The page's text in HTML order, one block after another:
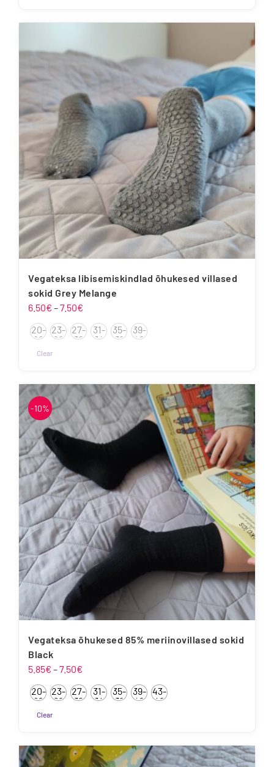
tootel
mitu
varianti.
Valikuid
teha
tootelehel.
Vegateksa libisemiskindlad õhukesed villased
sokid Grey Melange
6.50€ –7.50€
6.50€
kuni
20-
22
23-
26
27-
30
31-
34
35-
38
39-
42
Clear
tootel
on
mitu
varianti.
Valikuid
saab
teha
tootelehel.
-10%
Vegateksa õhukesed 85% meriinovillased sokid
Black
5.85€ –7.50€
5.85€
kuni
20-
22
23-
26
27-
30
31-
34
35-
38
39-
42
43-
46
Clear
tootel
on